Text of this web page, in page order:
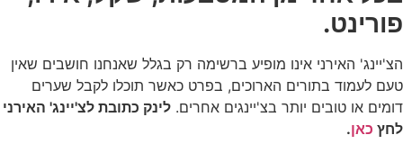
פורינט.
הצ'יינג' האירני אינו מופיע ברשימה רק בגלל שאנחנו חושבים שאין
טעם לעמוד בתורים הארוכים, בפרט כאשר תוכלו לקבל שערים
דומים או טובים יותר בצ'יינגים אחרים. לינק כתובת לצ'יינג' האירני
לחץ כאן.